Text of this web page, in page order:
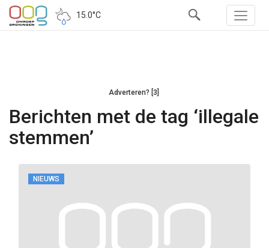
15.0°C
Adverteren? [3]
Berichten met de tag ‘illegale
stemmen’
NIEUWS